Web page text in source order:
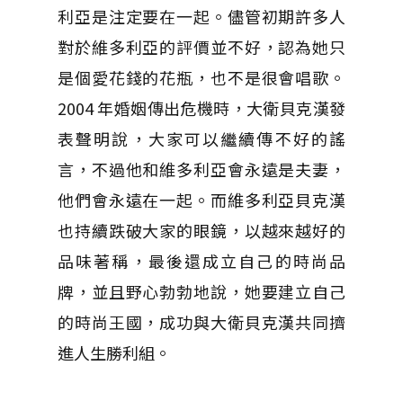
利亞是注定要在一起。儘管初期許多人
對於維多利亞的評價並不好，認為她只
是個愛花錢的花瓶，也不是很會唱歌。
2004 年婚姻傳出危機時，大衛貝克漢發
表聲明說，大家可以繼續傳不好的謠
言，不過他和維多利亞會永遠是夫妻，
他們會永遠在一起。而維多利亞貝克漢
也持續跌破大家的眼鏡，以越來越好的
品味著稱，最後還成立自己的時尚品
牌，並且野心勃勃地說，她要建立自己
的時尚王國，成功與大衛貝克漢共同擠
進人生勝利組。